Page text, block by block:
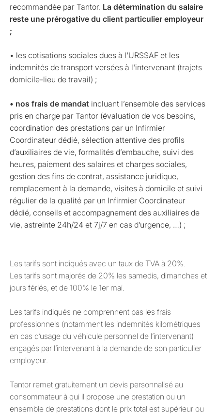
recommandée par Tantor. La détermination du salaire
reste une prérogative du client particulier employeur
;
• les cotisations sociales dues à l'URSSAF et les
indemnités de transport versées à l'intervenant (trajets
domicile-lieu de travail) ;
• nos frais de mandat incluant l’ensemble des services
pris en charge par Tantor (évaluation de vos besoins,
coordination des prestations par un Infirmier
Coordinateur dédié, sélection attentive des profils
d’auxiliaires de vie, formalités d’embauche, suivi des
heures, paiement des salaires et charges sociales,
gestion des fins de contrat, assistance juridique,
remplacement à la demande, visites à domicile et suivi
régulier de la qualité par un Infirmier Coordinateur
dédié, conseils et accompagnement des auxiliaires de
vie, astreinte 24h/24 et 7j/7 en cas d’urgence, …) ;
Les tarifs sont indiqués avec un taux de TVA à 20%.
Les tarifs sont majorés de 20% les samedis, dimanches et
jours fériés, et de 100% le 1er mai.
Les tarifs indiqués ne comprennent pas les frais
professionnels (notamment les indemnités kilométriques
en cas d’usage du véhicule personnel de l’intervenant)
engagés par l’intervenant à la demande de son particulier
employeur.
Tantor remet gratuitement un devis personnalisé au
consommateur à qui il propose une prestation ou un
ensemble de prestations dont le prix total est supérieur ou